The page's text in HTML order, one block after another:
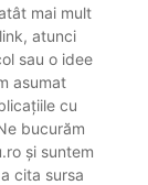
mai mult
atunci
sau o idee
asumat
cu
bucurăm
și suntem
cita sursa